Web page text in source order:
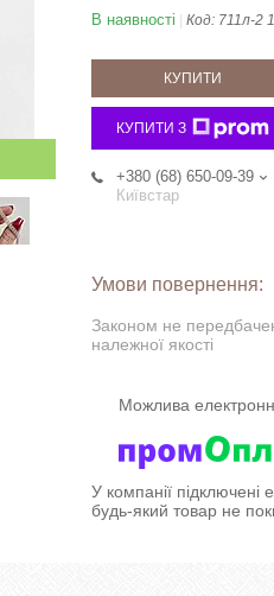
В наявності Код: 711л-2
КУПИТИ
КУПИТИ З
+380 (68) 650-09-39
Київстар
Законом не
належної якості
У компанії підключені
будь-який товар не